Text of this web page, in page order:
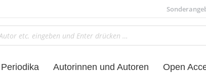
Periodika Autorinnen und Autoren Open